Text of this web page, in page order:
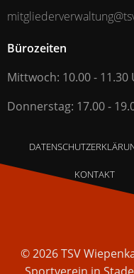
Bürozeiten
Mittwoch: 10.00 - 11.30
Donnerstag: 17.00 -
KONTAKT
© 2026 TSV